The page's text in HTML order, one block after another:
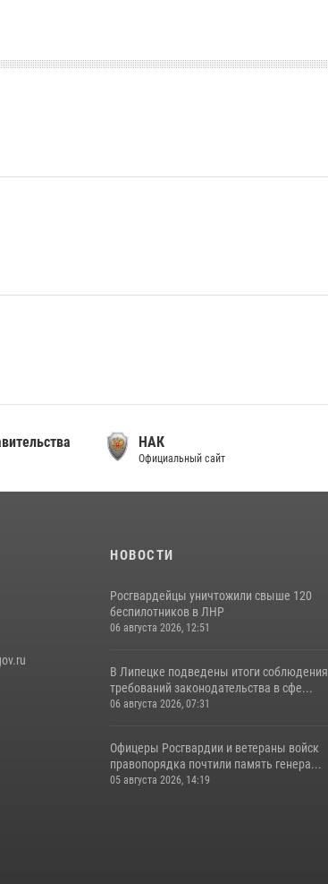
НАК
Официальный сайт
НОВОСТИ
Росгвардейцы уничтожили свыше 120
беспилотников в ЛНР
06 августа 2026, 12:51
В Липецке подведены итоги соблюдения
требований законодательства в сфе...
06 августа 2026, 07:31
Офицеры Росгвардии и ветераны войск
правопорядка почтили память генера...
05 августа 2026, 14:19